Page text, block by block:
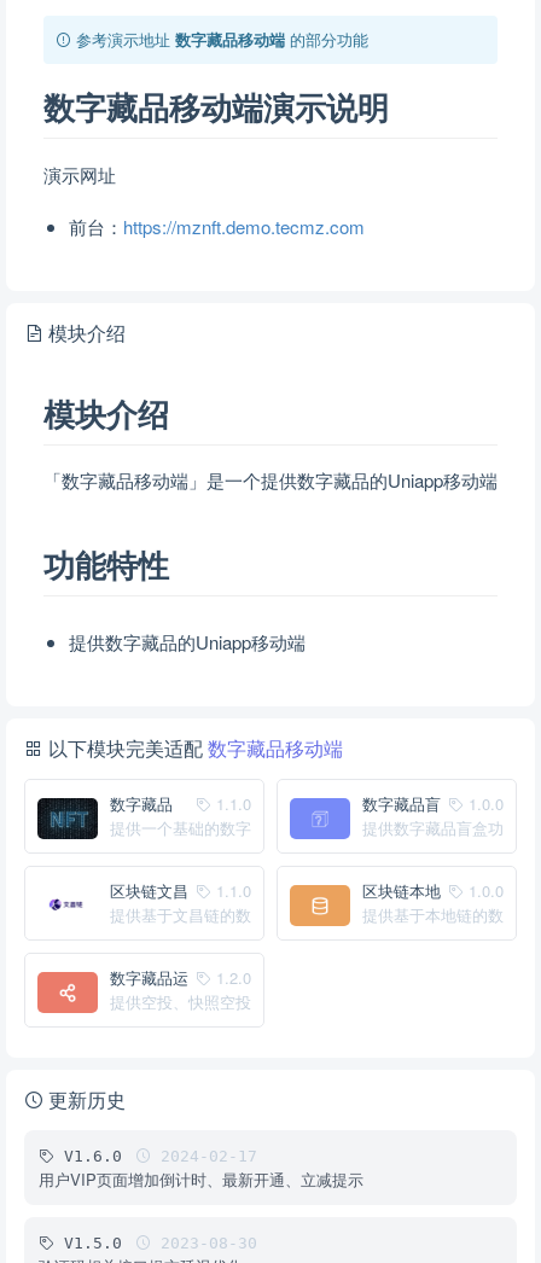
参考演示地址 数字藏品移动端 的部分功能
数字藏品移动端演示说明
演示网址
前台： https://mznft.demo.tecmz.com
模块介绍
模块介绍
「数字藏品移动端」是一个提供数字藏品的Uniapp移动端
功能特性
提供数字藏品的Uniapp移动端
以下模块完美适配数字藏品移动端
1.1.0
数字藏品
提供一个基础的数字
藏品系统
1.0.0
数字藏品盲
盒
提供数字藏品盲盒功
能
1.1.0
区块链文昌
链驱动
提供基于文昌链的数
字藏品驱动
1.0.0
区块链本地
链驱动
提供基于本地链的数
字藏品驱动
1.2.0
数字藏品运
营增强
提供空投、快照空投
等功能
更新历史
V1.6.0 2024-02-17
用户VIP页面增加倒计时、最新开通、立减提示
V1.5.0 2023-08-30